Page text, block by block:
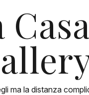
ma la distanza